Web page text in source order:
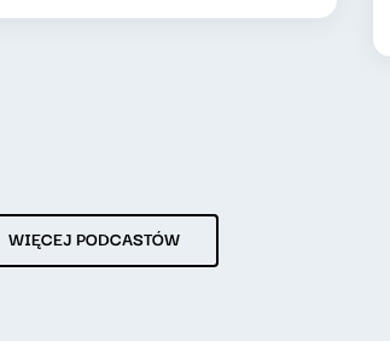
WIĘCEJ PODCASTÓW